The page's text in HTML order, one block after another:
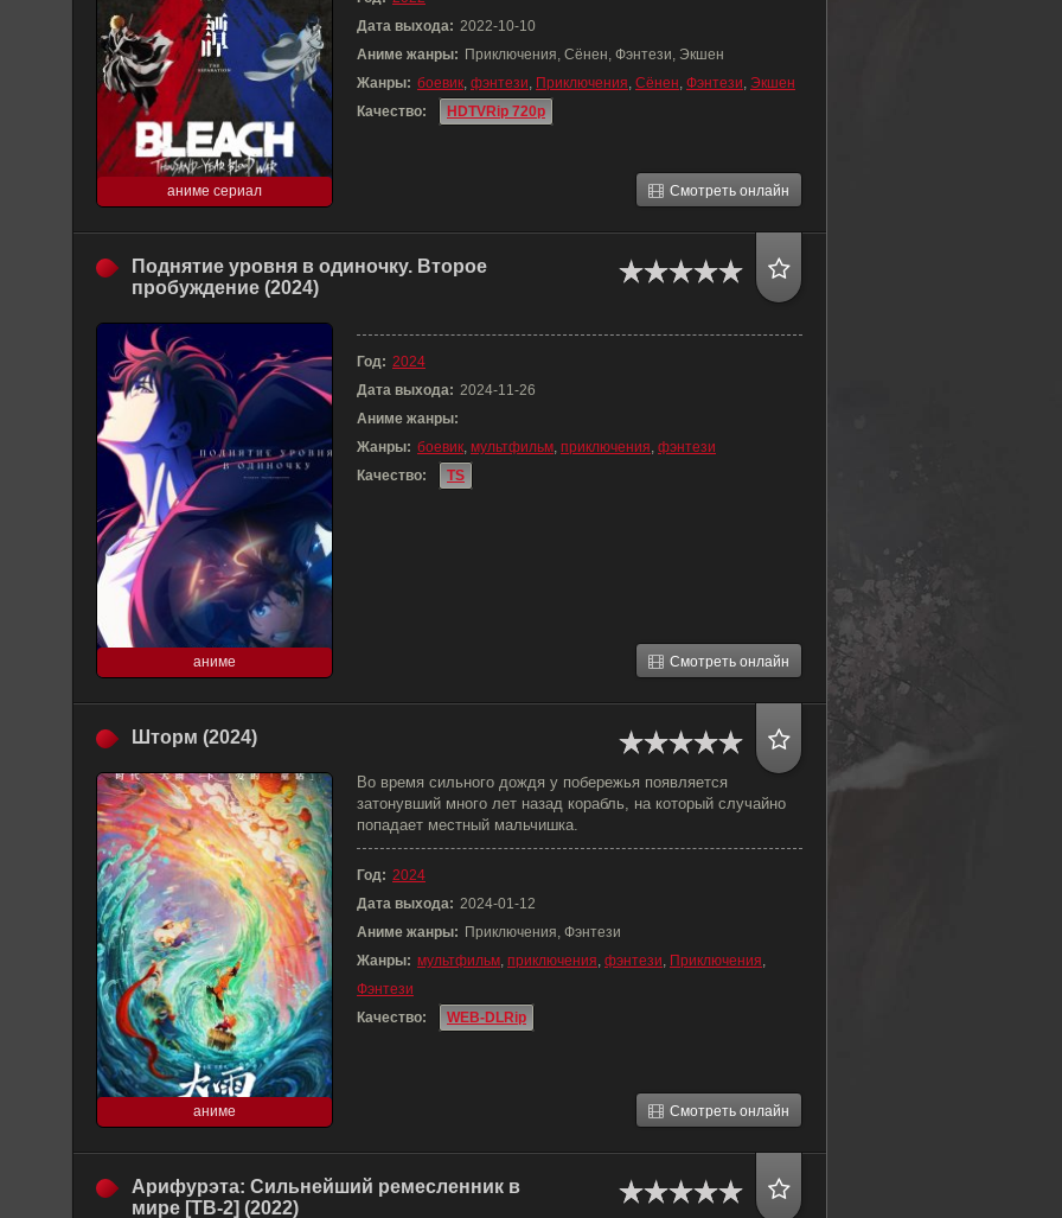
аниме сериал
Дата выхода: 2022-10-10
Аниме жанры: Приключения, Сёнен, Фэнтези, Экшен
Жанры: боевик, фэнтези, Приключения, Сёнен, Фэнтези, Экшен
Качество:
HDTVRip 720p
Смотреть онлайн
Поднятие уровня в одиночку. Второе
пробуждение (2024)
аниме
Год: 2024
Дата выхода: 2024-11-26
Аниме жанры:
Жанры: боевик, мультфильм, приключения, фэнтези
Качество:
TS
Смотреть онлайн
Шторм (2024)
аниме
Во время сильного дождя у побережья появляется
затонувший много лет назад корабль, на который случайно
попадает местный мальчишка.
Год: 2024
Дата выхода: 2024-01-12
Аниме жанры: Приключения, Фэнтези
Жанры: мультфильм, приключения, фэнтези, Приключения,
Фэнтези
Качество:
WEB-DLRip
Смотреть онлайн
Арифурэта: Сильнейший ремесленник в
мире [ТВ-2] (2022)